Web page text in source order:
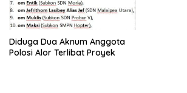
Diduga Dua Aknum Anggota
Polosi Alor Terlibat Proyek